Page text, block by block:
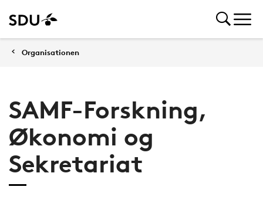
Organisationen
SAMF-Forskning,
Økonomi og
Sekretariat